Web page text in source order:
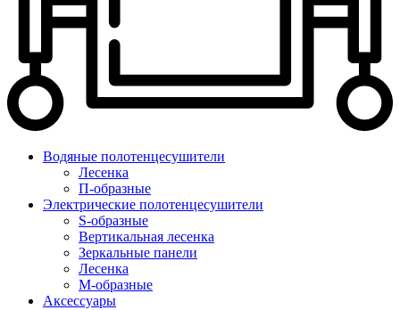
Водяные полотенцесушители
Лесенка
П-образные
Электрические полотенцесушители
S-образные
Вертикальная лесенка
Зеркальные панели
Лесенка
М-образные
Аксессуары